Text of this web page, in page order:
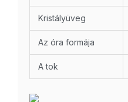
Kristályüveg
Az óra formája
A tok